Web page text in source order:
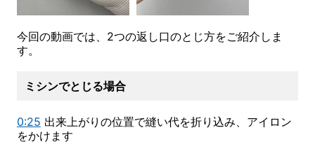
今回の動画では、2つの返し口のとじ方をご紹介しま
す。
ミシンでとじる場合
0:25 出来上がりの位置で縫い代を折り込み、アイロン
をかけます